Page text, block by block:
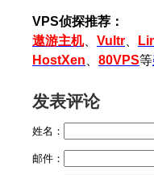
VPS侦探推荐：
遨游主机、 Vultr
HostXen
80VPS等
发表评论
姓名：
邮件：